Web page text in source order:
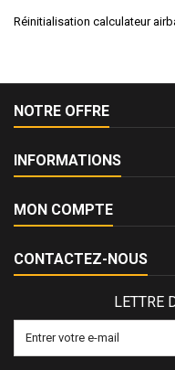
Réinitialisation calculateur
NOTRE OFFRE
INFORMATIONS
MON COMPTE
CONTACTEZ-NOUS
LETTRE